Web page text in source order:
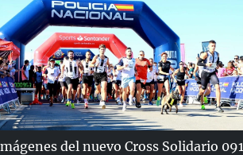
del nuevo Cross Solidario 091